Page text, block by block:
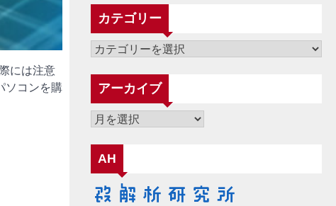
には注意
ソコンを購
カテゴリー
カ
ゴ
ー
アーカイブ
ア
カ
ブ
AH